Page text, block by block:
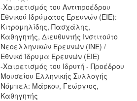
-Χαιρετισμός του Αντιπροέδρου
Εθνικού Ιδρύματος Ερευνών (ΕΙΕ):
Κιτρομηλίδης, Πασχάλης,
Καθηγητής, Διευθυντής Ινστιτούτο
Νεοελληνικών Ερευνών (ΙΝΕ) /
Εθνικό Ίδρυμα Ερευνών (ΕΙΕ)
-Χαιρετισμός του Ιδρυτή - Προέδρου
Μουσείου Ελληνικής Συλλογής
Νόμπελ: Μάρκου, Γεώργιος,
Καθηγητής